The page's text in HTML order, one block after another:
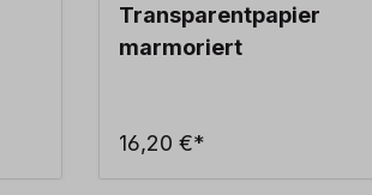
Transparentpapier
marmoriert
16,20 €*